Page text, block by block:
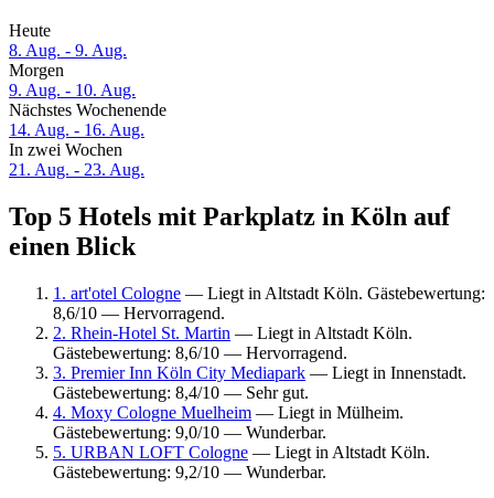
Heute
8. Aug. - 9. Aug.
Morgen
9. Aug. - 10. Aug.
Nächstes Wochenende
14. Aug. - 16. Aug.
In zwei Wochen
21. Aug. - 23. Aug.
Top 5 Hotels mit Parkplatz in Köln auf
einen Blick
1. art'otel Cologne — Liegt in Altstadt Köln. Gästebewertung:
8,6/10 — Hervorragend.
2. Rhein-Hotel St. Martin — Liegt in Altstadt Köln.
Gästebewertung: 8,6/10 — Hervorragend.
3. Premier Inn Köln City Mediapark — Liegt in Innenstadt.
Gästebewertung: 8,4/10 — Sehr gut.
4. Moxy Cologne Muelheim — Liegt in Mülheim.
Gästebewertung: 9,0/10 — Wunderbar.
5. URBAN LOFT Cologne — Liegt in Altstadt Köln.
Gästebewertung: 9,2/10 — Wunderbar.